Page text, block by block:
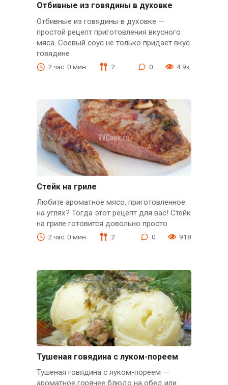
Отбивные из говядины в духовке
Отбивные из говядины в духовке —
простой рецепт приготовления вкусного
мяса. Соевый соус не только придает вкус
говядине
2 час. 0 мин. 2 0 4.9к.
Стейк на гриле
Любите ароматное мясо, приготовленное
на углях? Тогда этот рецепт для вас! Стейк
на гриле готовится довольно просто
2 час. 0 мин. 2 0 918
Тушеная говядина с луком-пореем
Тушеная говядина с луком-пореем —
ароматное горячее блюдо на обед или